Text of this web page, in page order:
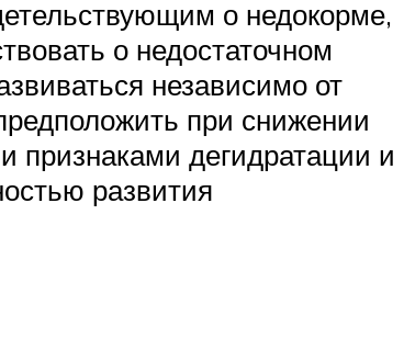
о недокорме,
о недостаточном
независимо от
при снижении
признаками дегидратации и
развития